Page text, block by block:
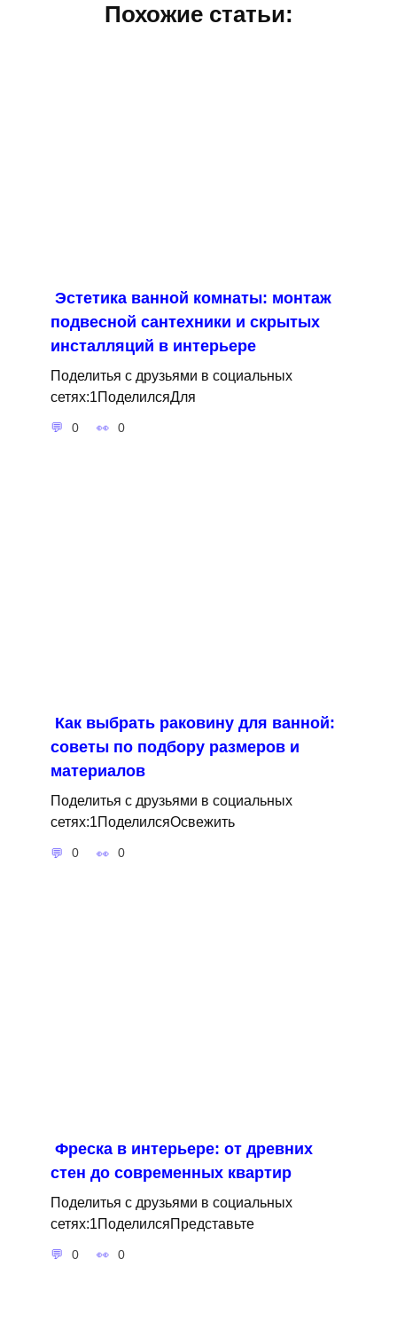
Похожие статьи:
Эстетика ванной комнаты: монтаж
подвесной сантехники и скрытых
инсталляций в интерьере
Поделитья с друзьями в социальных
сетях:1ПоделилсяДля
0 0
Как выбрать раковину для ванной:
советы по подбору размеров и
материалов
Поделитья с друзьями в социальных
сетях:1ПоделилсяОсвежить
0 0
Фреска в интерьере: от древних
стен до современных квартир
Поделитья с друзьями в социальных
сетях:1ПоделилсяПредставьте
0 0